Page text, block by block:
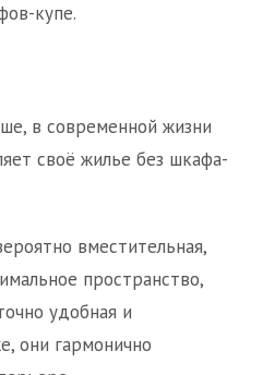
купе.
в современной жизни
своё жилье без шкафа-
вместительная,
пространство,
удобная и
они гармонично